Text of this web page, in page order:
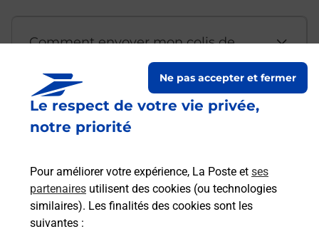
Le respect de votre vie privée,
notre priorité
Pour améliorer votre expérience, La Poste et ses
partenaires utilisent des cookies (ou technologies
similaires). Les finalités des cookies sont les
suivantes :
Ne pas accepter et fermer
Comment envoyer mon colis de
Est-il possible d’acheter un
emballage directement depuis un
Comment demander une
modification de livraison ?